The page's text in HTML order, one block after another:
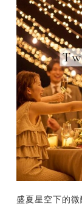
盛夏星空下的